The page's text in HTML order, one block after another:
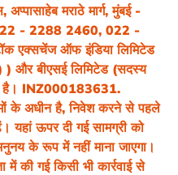
मराठे मार्ग, मुंबई -
- 2288 2460, 022 -
एक्सचेंज ऑफ इंडिया लिमिटेड
और बीएसई लिमिटेड (सदस्य
है। INZ000183631.
के अधीन है, निवेश करने से पहले
यहां ऊपर दी गई सामग्री को
के रूप में नहीं माना जाएगा।
की गई किसी भी कार्रवाई से